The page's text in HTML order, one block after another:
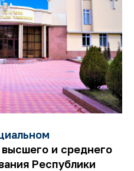
и среднего
Республики